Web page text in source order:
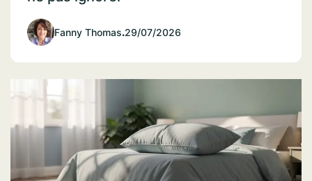
Fanny Thomas.29/07/2026